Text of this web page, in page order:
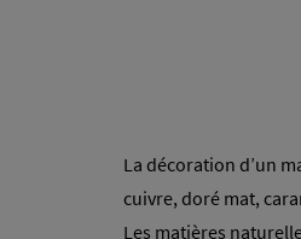
La décoration d’un
cuivre, doré mat,
Les matières